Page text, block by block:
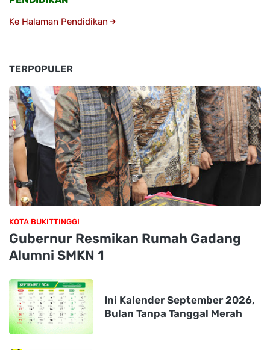
Ke Halaman Pendidikan
TERPOPULER
KOTA BUKITTINGGI
Gubernur Resmikan Rumah Gadang
Alumni SMKN 1
Ini Kalender September 2026,
Bulan Tanpa Tanggal Merah